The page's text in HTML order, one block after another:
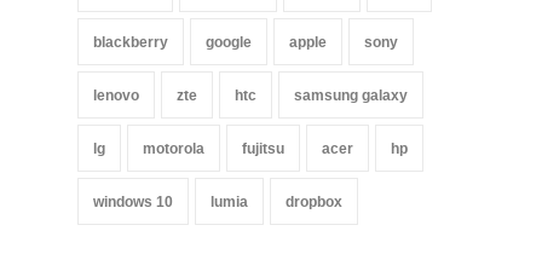
blackberry google apple sony
lenovo zte htc samsung galaxy
lg motorola fujitsu acer hp
windows 10 lumia dropbox